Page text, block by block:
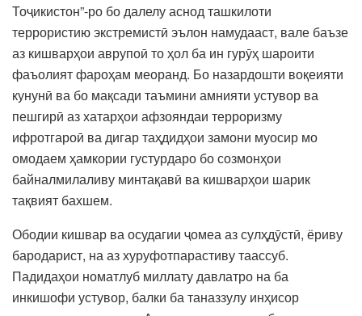
Тоҷикистон”-ро бо далелу аснод ташкилоти
террористию экстремистӣ эълон намудааст, вале баъзе
аз кишварҳои аврупоӣ то ҳол ба ин гурӯҳ шароити
фаъолият фароҳам меоранд. Бо назардошти воқеияти
кунунӣ ва бо мақсади таъмини амнияти устувор ва
пешгирӣ аз хатарҳои афзояндаи терроризму
ифротгароӣ ва дигар таҳдидҳои замони муосир мо
омодаем ҳамкории густурдаро бо созмонҳои
байналмилаливу минтақавӣ ва кишварҳои шарик
тақвият бахшем.
Ободии кишвар ва осудагии ҷомеа аз сулҳдӯстӣ, ёриву
бародарист, на аз хуруфотпарастиву таассуб.
Падидаҳои номатлуб миллату давлатро на ба
инкишофи устувор, балки ба таназзулу инҳисор